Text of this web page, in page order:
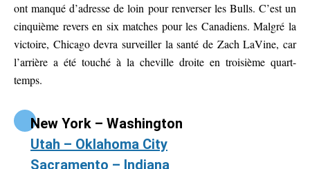
ont manqué d’adresse de loin pour renverser les Bulls. C’est un
cinquième revers en six matches pour les Canadiens. Malgré la
victoire, Chicago devra surveiller la santé de Zach LaVine, car
l’arrière a été touché à la cheville droite en troisième quart-
temps.
New York – Washington
Utah – Oklahoma City
Sacramento – Indiana